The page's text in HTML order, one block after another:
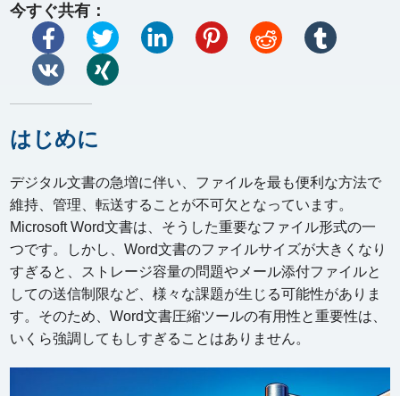
今すぐ共有：
はじめに
デジタル文書の急増に伴い、ファイルを最も便利な方法で
維持、管理、転送することが不可欠となっています。
Microsoft Word文書は、そうした重要なファイル形式の一
つです。しかし、Word文書のファイルサイズが大きくなり
すぎると、ストレージ容量の問題やメール添付ファイルと
しての送信制限など、様々な課題が生じる可能性がありま
す。そのため、Word文書圧縮ツールの有用性と重要性は、
いくら強調してもしすぎることはありません。